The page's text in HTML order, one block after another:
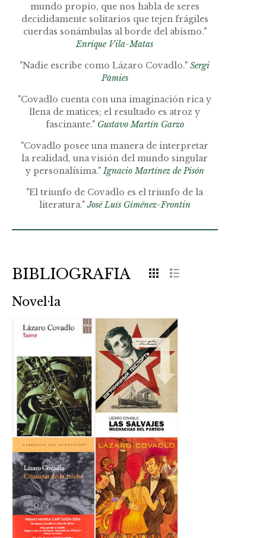
mundo propio, que nos habla de seres
decididamente solitarios que tejen frágiles
cuerdas sonámbulas al borde del abismo."
Enrique Vila-Matas
"Nadie escribe como Lázaro Covadlo."Sergi
Pàmies
"Covadlo cuenta con una imaginación rica y
llena de matices; el resultado es atroz y
fascinante." Gustavo Martín Garzo
"Covadlo posee una manera de interpretar
la realidad, una visión del mundo singular
y personalísima."Ignacio Martínez de Pisón
"El triunfo de Covadlo es el triunfo de la
literatura."José Luís Giménez-Frontin
BIBLIOGRAFIA
Novel·la